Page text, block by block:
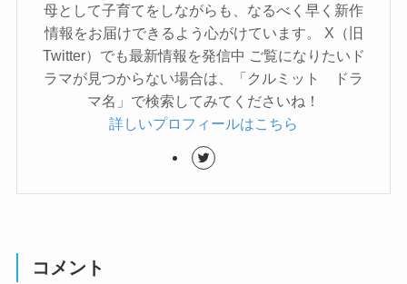
母として子育てをしながらも、なるべく早く新作
情報をお届けできるよう心がけています。 X（旧
Twitter）でも最新情報を発信中 ご覧になりたいド
ラマが見つからない場合は、「クルミット ドラ
マ名」で検索してみてくださいね！
詳しいプロフィールはこちら
コメント